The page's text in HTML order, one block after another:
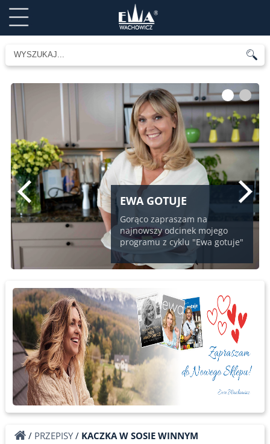
EWA GOTUJE
Gorąco zapraszam na
najnowszy odcinek mojego
programu z cyklu "Ewa gotuje"
1 2
/ PRZEPISY/ KACZKA W SOSIE WINNYM